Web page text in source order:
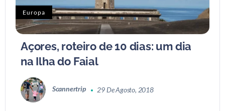
Europa
Açores, roteiro de 10 dias: um dia
na Ilha do Faial
Scannertrip 29 De Agosto, 2018